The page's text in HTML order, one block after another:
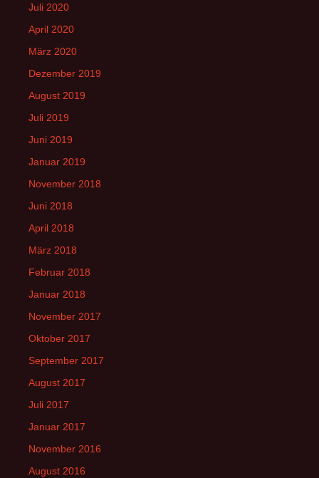
Juli 2020
April 2020
März 2020
Dezember 2019
August 2019
Juli 2019
Juni 2019
Januar 2019
November 2018
Juni 2018
April 2018
März 2018
Februar 2018
Januar 2018
November 2017
Oktober 2017
September 2017
August 2017
Juli 2017
Januar 2017
November 2016
August 2016